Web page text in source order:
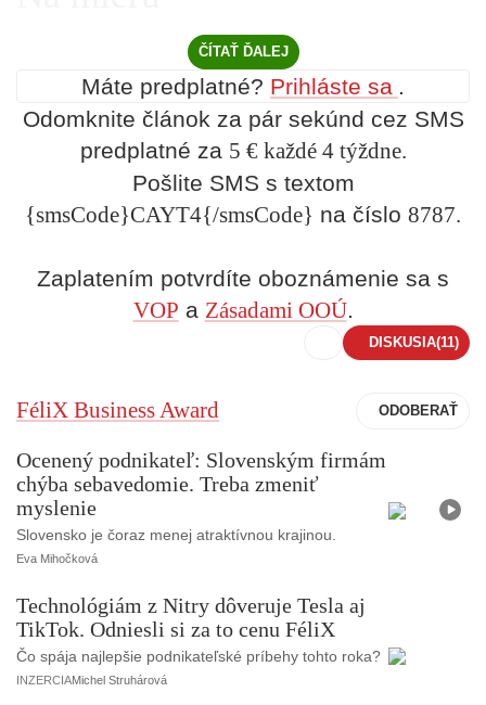
ČÍTAŤ ĎALEJ
Máte predplatné? Prihláste sa .
Odomknite článok za pár sekúnd cez SMS
predplatné za 5 € každé 4 týždne.
Pošlite SMS s textom
{smsCode}CAYT4{/smsCode} na číslo 8787.
Zaplatením potvrdíte oboznámenie sa s
VOP a Zásadami OOÚ.
DISKUSIA(11)
FéliX Business Award
d
Ocenený podnikateľ: Slovenským firmám
chýba sebavedomie. Treba zmeniť
myslenie
Slovensko je čoraz menej atraktívnou krajinou.
Eva Mihočková
Technológiám z Nitry dôveruje Tesla aj
TikTok. Odniesli si za to cenu FéliX
Čo spája najlepšie podnikateľské príbehy tohto roka?
INZERCIAMichel Struhárová